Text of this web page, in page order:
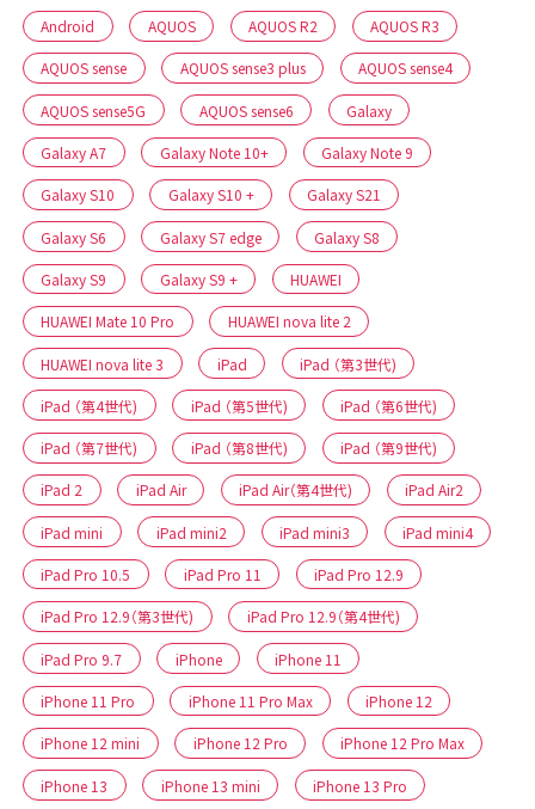
Android AQUOS AQUOS R2 AQUOS R3
AQUOS sense AQUOS sense3 plus AQUOS sense4
AQUOS sense5G AQUOS sense6 Galaxy
Galaxy A7 Galaxy Note 10+ Galaxy Note 9
Galaxy S10 Galaxy S10 + Galaxy S21
Galaxy S6 Galaxy S7 edge Galaxy S8
Galaxy S9 Galaxy S9 + HUAWEI
HUAWEI Mate 10 Pro HUAWEI nova lite 2
HUAWEI nova lite 3 iPad iPad （第3世代)
iPad （第4世代) iPad （第5世代) iPad （第6世代)
iPad （第7世代) iPad （第8世代) iPad （第9世代)
iPad 2 iPad Air iPad Air（第4世代) iPad Air2
iPad mini iPad mini2 iPad mini3 iPad mini4
iPad Pro 10.5 iPad Pro 11 iPad Pro 12.9
iPad Pro 12.9（第3世代) iPad Pro 12.9（第4世代)
iPad Pro 9.7 iPhone iPhone 11
iPhone 11 Pro iPhone 11 Pro Max iPhone 12
iPhone 12 mini iPhone 12 Pro iPhone 12 Pro Max
iPhone 13 iPhone 13 mini iPhone 13 Pro